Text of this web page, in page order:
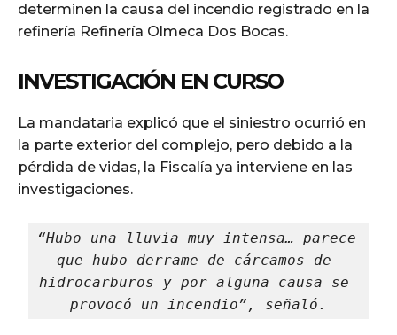
determinen la causa del incendio registrado en la
refinería Refinería Olmeca Dos Bocas.
INVESTIGACIÓN EN CURSO
La mandataria explicó que el siniestro ocurrió en
la parte exterior del complejo, pero debido a la
pérdida de vidas, la Fiscalía ya interviene en las
investigaciones.
“Hubo una lluvia muy intensa… parece
que hubo derrame de cárcamos de
hidrocarburos y por alguna causa se
provocó un incendio”, señaló.